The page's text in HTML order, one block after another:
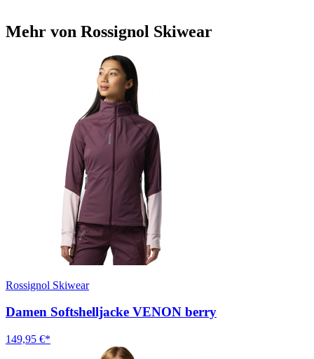
Mehr von Rossignol Skiwear
Rossignol Skiwear
Damen Softshelljacke VENON berry
149,95 €*